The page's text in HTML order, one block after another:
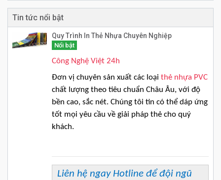
Tin tức nổi bật
Quy Trình In Thẻ Nhựa Chuyên Nghiệp
Nổi bật
Công Nghệ Việt 24h
Đơn vị chuyên sản xuất các loại thẻ nhựa PVC
chất lượng theo tiêu chuẩn Châu Âu, với độ
bền cao, sắc nét. Chúng tôi tin có thể dáp ứng
tốt mọi yêu cầu về giải pháp thẻ cho quý
khách.
Liên hệ ngay Hotline để đội ngũ